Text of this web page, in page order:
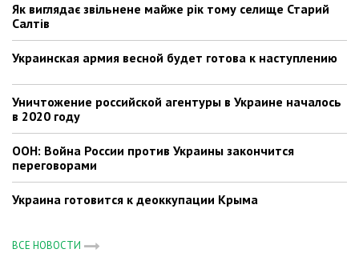
Як виглядає звільнене майже рік тому селище Старий
Салтів
Украинская армия весной будет готова к наступлению
Уничтожение российской агентуры в Украине началось
в 2020 году
ООН: Война России против Украины закончится
переговорами
Украина готовится к деоккупации Крыма
ВСЕ НОВОСТИ